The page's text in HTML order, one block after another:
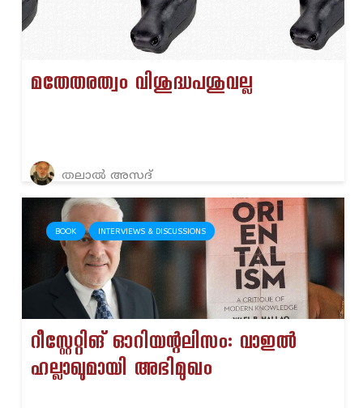
മതേതരത്വം വിശുദ്ധപശുവല്ല
തലാൽ അസദ്
BOOK INTERVIEWS & DISCUSSIONS
റീസ്റ്റേറ്റിങ് ഓറിയന്റലിസം: വാഇൽ
ഹല്ലാഖുമായി അഭിമുഖം